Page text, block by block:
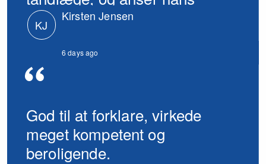
kompetencer værende på et
højt niveau. Jeg vil savne ham.
Kirsten Jensen
KJ
Kirsten Jensen
6 days ago
God til at forklare, virkede
meget kompetent og
beroligende.